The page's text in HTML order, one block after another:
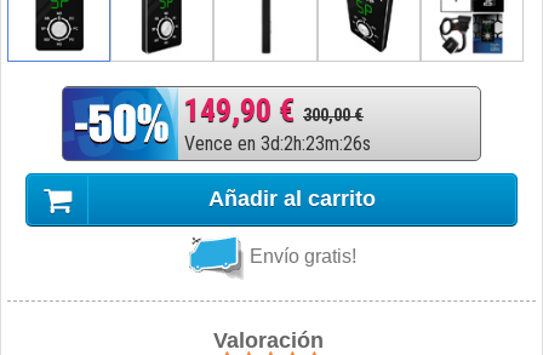
149,90 € 300,00 €
Vence en 3d:2h:23m:25s
Añadir al carrito
Envío gratis!
Valoración